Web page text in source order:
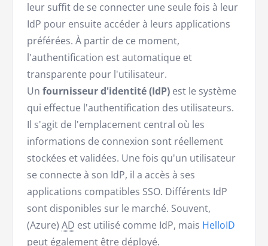
leur suffit de se connecter une seule fois à leur
IdP pour ensuite accéder à leurs applications
préférées. À partir de ce moment,
l'authentification est automatique et
transparente pour l'utilisateur.
Un fournisseur d'identité (IdP) est le système
qui effectue l'authentification des utilisateurs.
Il s'agit de l'emplacement central où les
informations de connexion sont réellement
stockées et validées. Une fois qu'un utilisateur
se connecte à son IdP, il a accès à ses
applications compatibles SSO. Différents IdP
sont disponibles sur le marché. Souvent,
(Azure) AD est utilisé comme IdP, mais HelloID
peut également être déployé.